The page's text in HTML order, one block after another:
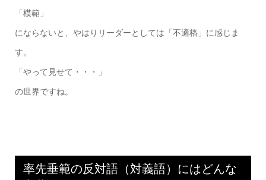
「模範」
にならないと、やはりリーダーとしては「不適格」に感じま
す。
「やって見せて・・・」
の世界ですね。
率先垂範の反対語（対義語）にはどんな